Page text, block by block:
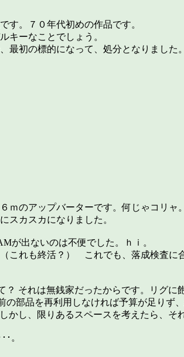
す。７０年代初めの作品です。
キーなことでしょう。
初の標的になって、処分となりました
ｍのアップバーターです。何じゃコリャ。
スカスカになりました。
が出ないのは不便でした。ｈｉ。
これも終活？） これでも、落成検査に
それは無銭家だったからです。リグに
部品を再利用しなければ予算が足りず
し、限りあるスペースを考えたら、そ
。